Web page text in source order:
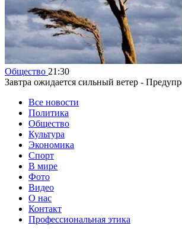
Общество 21:30
Завтра ожидается сильный ветер -
Все новости
Политика
Общество
Культура
Экономика
Спорт
В мире
Фото
Видео
О нас
Контакт
Профессиональная этика